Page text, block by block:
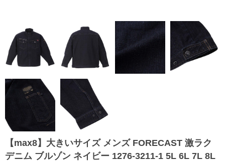
【max8】大きいサイズ メンズ FORECAST 激ラク
デニム ブルゾン ネイビー 1276-3211-1 5L 6L 7L 8L